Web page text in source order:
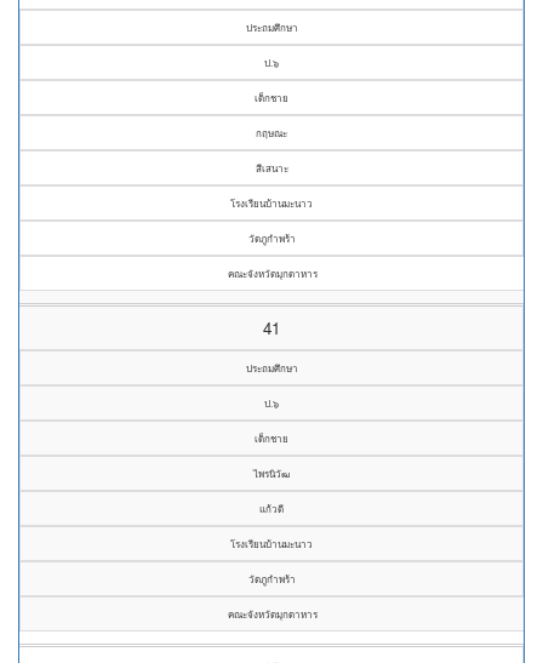
ประถมศึกษา
ป.๖
เด็กชาย
กฤษณะ
สีเสนาะ
โรงเรียนบ้านมะนาว
วัดภูกำพร้า
คณะจังหวัดมุกดาหาร
41
ประถมศึกษา
ป.๖
เด็กชาย
ไพรนิวัฒ
แก้วดี
โรงเรียนบ้านมะนาว
วัดภูกำพร้า
คณะจังหวัดมุกดาหาร